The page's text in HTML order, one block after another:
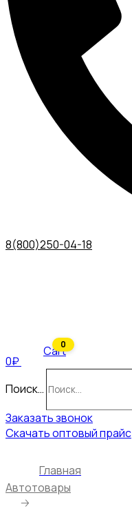
8(800)250-04-18
0₽
0
Cart
Поиск…
Заказать звонок
Скачать оптовый прайс
Главная
Автотовары
🡢